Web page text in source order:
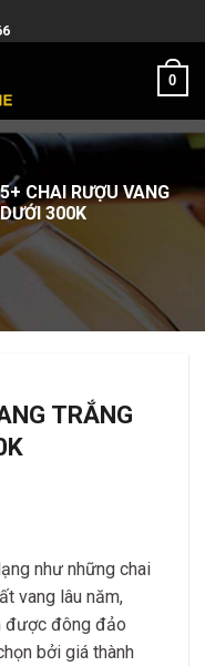
0
CHAI RƯỢU VANG
300K
TRẮNG
như những chai
vang lâu năm,
được đông đảo
bởi giá thành